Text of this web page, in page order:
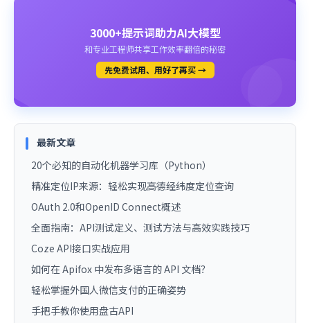
3000+提示词助力AI大模型
和专业工程师共享工作效率翻倍的秘密
先免费试用、用好了再买 →
最新文章
20个必知的自动化机器学习库（Python）
精准定位IP来源：轻松实现高德经纬度定位查询
OAuth 2.0和OpenID Connect概述
全面指南：API测试定义、测试方法与高效实践技巧
Coze API接口实战应用
如何在 Apifox 中发布多语言的 API 文档？
轻松掌握外国人微信支付的正确姿势
手把手教你使用盘古API